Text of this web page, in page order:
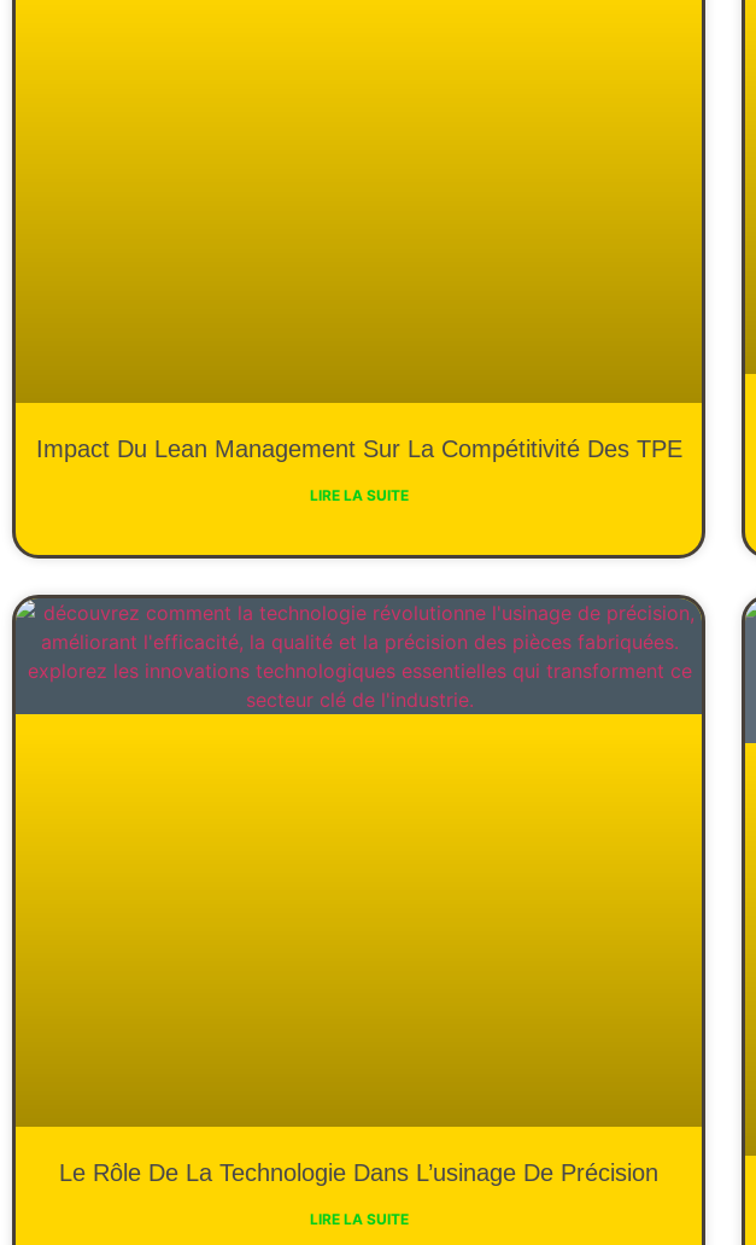
Impact Du Lean Management Sur La Compétitivité Des TPE
LIRE LA SUITE
Le Rôle De La Technologie Dans L’usinage De Précision
LIRE LA SUITE